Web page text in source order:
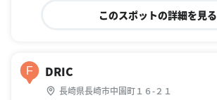
このスポットの詳細を見る
F DRIC
長崎県長崎市中園町１６-２１